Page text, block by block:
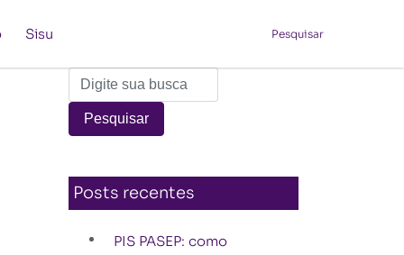
Sisu Pesquisar
Posts recentes
PIS PASEP: como